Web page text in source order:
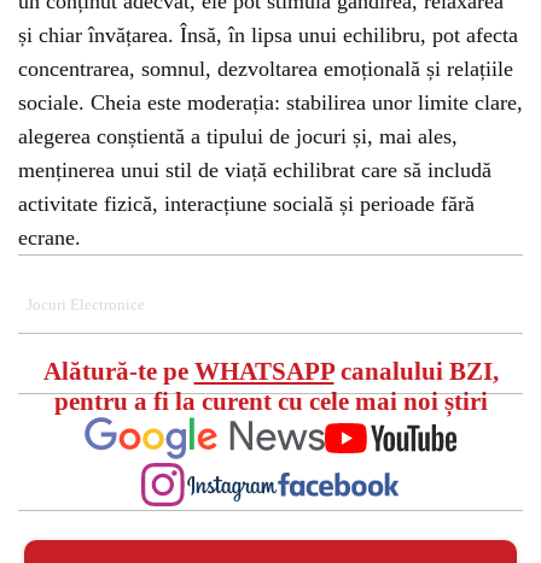
și chiar învățarea. Însă, în lipsa unui echilibru, pot afecta
concentrarea, somnul, dezvoltarea emoțională și relațiile
sociale. Cheia este moderația: stabilirea unor limite clare,
alegerea conștientă a tipului de jocuri și, mai ales,
menținerea unui stil de viață echilibrat care să includă
activitate fizică, interacțiune socială și perioade fără
ecrane.
Jocuri Electronice
Alătură-te pe WHATSAPPcanalului BZI,
pentru a fi la curent cu cele mai noi știri